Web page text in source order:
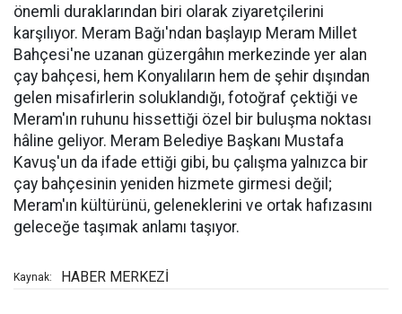
önemli duraklarından biri olarak ziyaretçilerini
karşılıyor. Meram Bağı'ndan başlayıp Meram Millet
Bahçesi'ne uzanan güzergâhın merkezinde yer alan
çay bahçesi, hem Konyalıların hem de şehir dışından
gelen misafirlerin soluklandığı, fotoğraf çektiği ve
Meram'ın ruhunu hissettiği özel bir buluşma noktası
hâline geliyor. Meram Belediye Başkanı Mustafa
Kavuş'un da ifade ettiği gibi, bu çalışma yalnızca bir
çay bahçesinin yeniden hizmete girmesi değil;
Meram'ın kültürünü, geleneklerini ve ortak hafızasını
geleceğe taşımak anlamı taşıyor.
Kaynak: HABER MERKEZİ